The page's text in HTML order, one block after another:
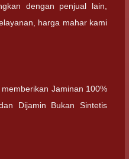
dengan penjual lain,
harga mahar kami
Jaminan 100%
Dijamin Bukan Sintetis